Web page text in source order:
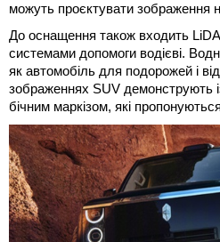
можуть проєктувати зображення
До оснащення також входить
системами допомоги водієві.
як автомобіль для подорожей і
зображеннях SUV демонструють
бічним маркізом, які